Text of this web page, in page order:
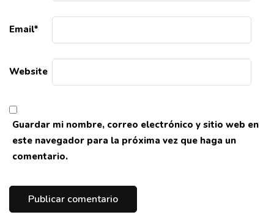
Email*
Website
Guardar mi nombre, correo electrónico y sitio web en
este navegador para la próxima vez que haga un
comentario.